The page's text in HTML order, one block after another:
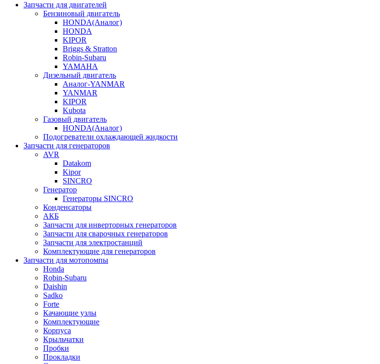
Запчасти для двигателей
Бензиновый двигатель
HONDA(Aналог)
HONDA
KIPOR
Briggs & Stratton
Robin-Subaru
YAMAHA
Дизельный двигатель
Аналог-YANMAR
YANMAR
KIPOR
Kubota
Газовый двигатель
HONDA(Aналог)
Подогреватели охлаждающей жидкости
Запчасти для генераторов
AVR
Datakom
Kipor
SINCRO
Генератор
Генераторы SINCRO
Конденсаторы
АКБ
Запчасти для инверторных генераторов
Запчасти для сварочных генераторов
Запчасти для электростанций
Комплектующие для генераторов
Запчасти для мотопомпы
Honda
Robin-Subaru
Daishin
Sadko
Forte
Качающие узлы
Комплектующие
Корпуса
Крыльчатки
Пробки
Прокладки